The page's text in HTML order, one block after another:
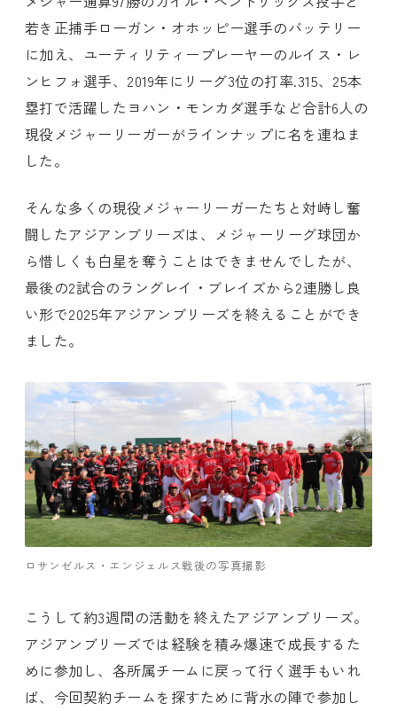
若き正捕手ローガン・オホッピー選手のバッテリー
に加え、ユーティリティープレーヤーのルイス・レ
ンヒフォ選手、2019年にリーグ3位の打率.315、25本
塁打で活躍したヨハン・モンカダ選手など合計6人の
現役メジャーリーガーがラインナップに名を連ねま
した。
そんな多くの現役メジャーリーガーたちと対峙し奮
闘したアジアンブリーズは、メジャーリーグ球団か
ら惜しくも白星を奪うことはできませんでしたが、
最後の2試合のラングレイ・ブレイズから2連勝し良
い形で2025年アジアンブリーズを終えることができ
ました。
ロサンゼルス・エンジェルス戦後の写真撮影
こうして約3週間の活動を終えたアジアンブリーズ。
アジアンブリーズでは経験を積み爆速で成長するた
めに参加し、各所属チームに戻って行く選手もいれ
ば、今回契約チームを探すために背水の陣で参加し